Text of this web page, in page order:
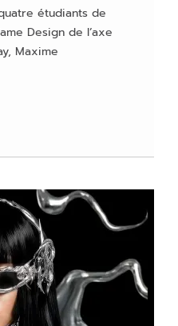
étudiants de
Design de l’axe
Maxime